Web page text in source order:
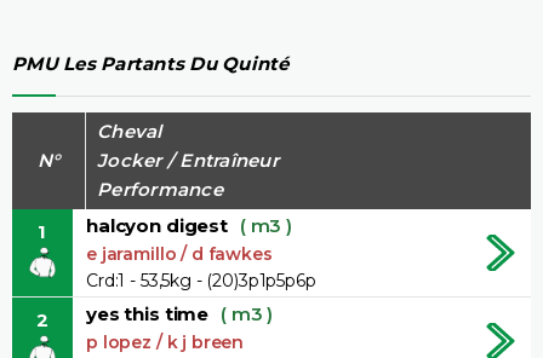
PMU Les Partants Du Quinté
N°
Cheval
Jocker / Entraîneur
Performance
1
halcyon digest ( m3 )
e jaramillo / d fawkes
Crd:1 - 53,5kg - (20)3p1p5p6p
2 yes this time ( m3 )
p lopez / k j breen